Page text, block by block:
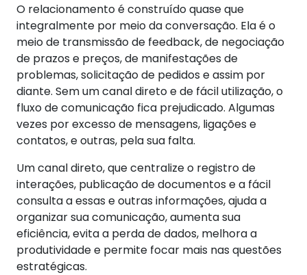
O relacionamento é construído quase que
integralmente por meio da conversação. Ela é o
meio de transmissão de feedback, de negociação
de prazos e preços, de manifestações de
problemas, solicitação de pedidos e assim por
diante. Sem um canal direto e de fácil utilização, o
fluxo de comunicação fica prejudicado. Algumas
vezes por excesso de mensagens, ligações e
contatos, e outras, pela sua falta.
Um canal direto, que centralize o registro de
interações, publicação de documentos e a fácil
consulta a essas e outras informações, ajuda a
organizar sua comunicação, aumenta sua
eficiência, evita a perda de dados, melhora a
produtividade e permite focar mais nas questões
estratégicas.